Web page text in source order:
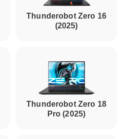
Thunderobot Zero 16
(2025)
Thunderobot Zero 18
Pro (2025)